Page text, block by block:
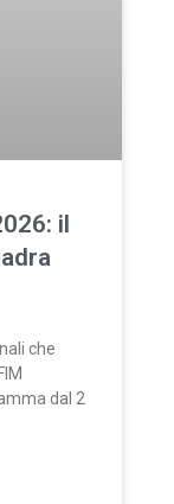
il
che
dal 2